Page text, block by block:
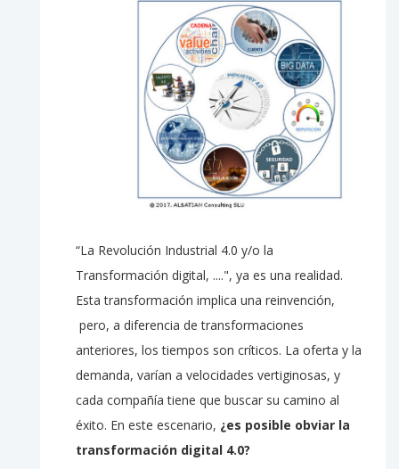
“La Revolución Industrial 4.0 y/o la
Transformación digital, ....", ya es una realidad.
Esta transformación implica una reinvención,
pero, a diferencia de transformaciones
anteriores, los tiempos son críticos. La oferta y la
demanda, varían a velocidades vertiginosas, y
cada compañía tiene que buscar su camino al
éxito. En este escenario, ¿es posible obviar la
transformación digital 4.0?